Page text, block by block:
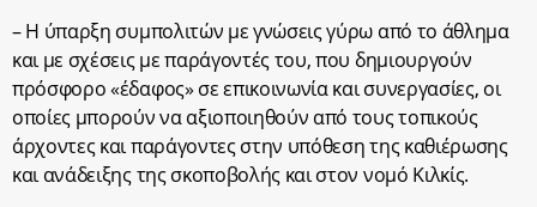
– Η ύπαρξη συμπολιτών με γνώσεις γύρω από το άθλημα
και με σχέσεις με παράγοντές του, που δημιουργούν
πρόσφορο «έδαφος» σε επικοινωνία και συνεργασίες, οι
οποίες μπορούν να αξιοποιηθούν από τους τοπικούς
άρχοντες και παράγοντες στην υπόθεση της καθιέρωσης
και ανάδειξης της σκοποβολής και στον νομό Κιλκίς.